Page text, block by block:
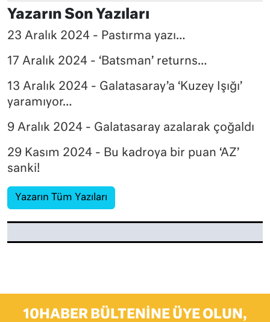
Yazarın Son Yazıları
23 Aralık 2024 - Pastırma yazı…
17 Aralık 2024 - ‘Batsman’ returns…
13 Aralık 2024 - Galatasaray’a ‘Kuzey Işığı’
yaramıyor…
9 Aralık 2024 - Galatasaray azalarak çoğaldı
29 Kasım 2024 - Bu kadroya bir puan ‘AZ’
sanki!
Yazarın Tüm Yazıları
10HABER BÜLTENINE ÜYE OLUN,